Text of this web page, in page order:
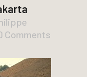
Comments